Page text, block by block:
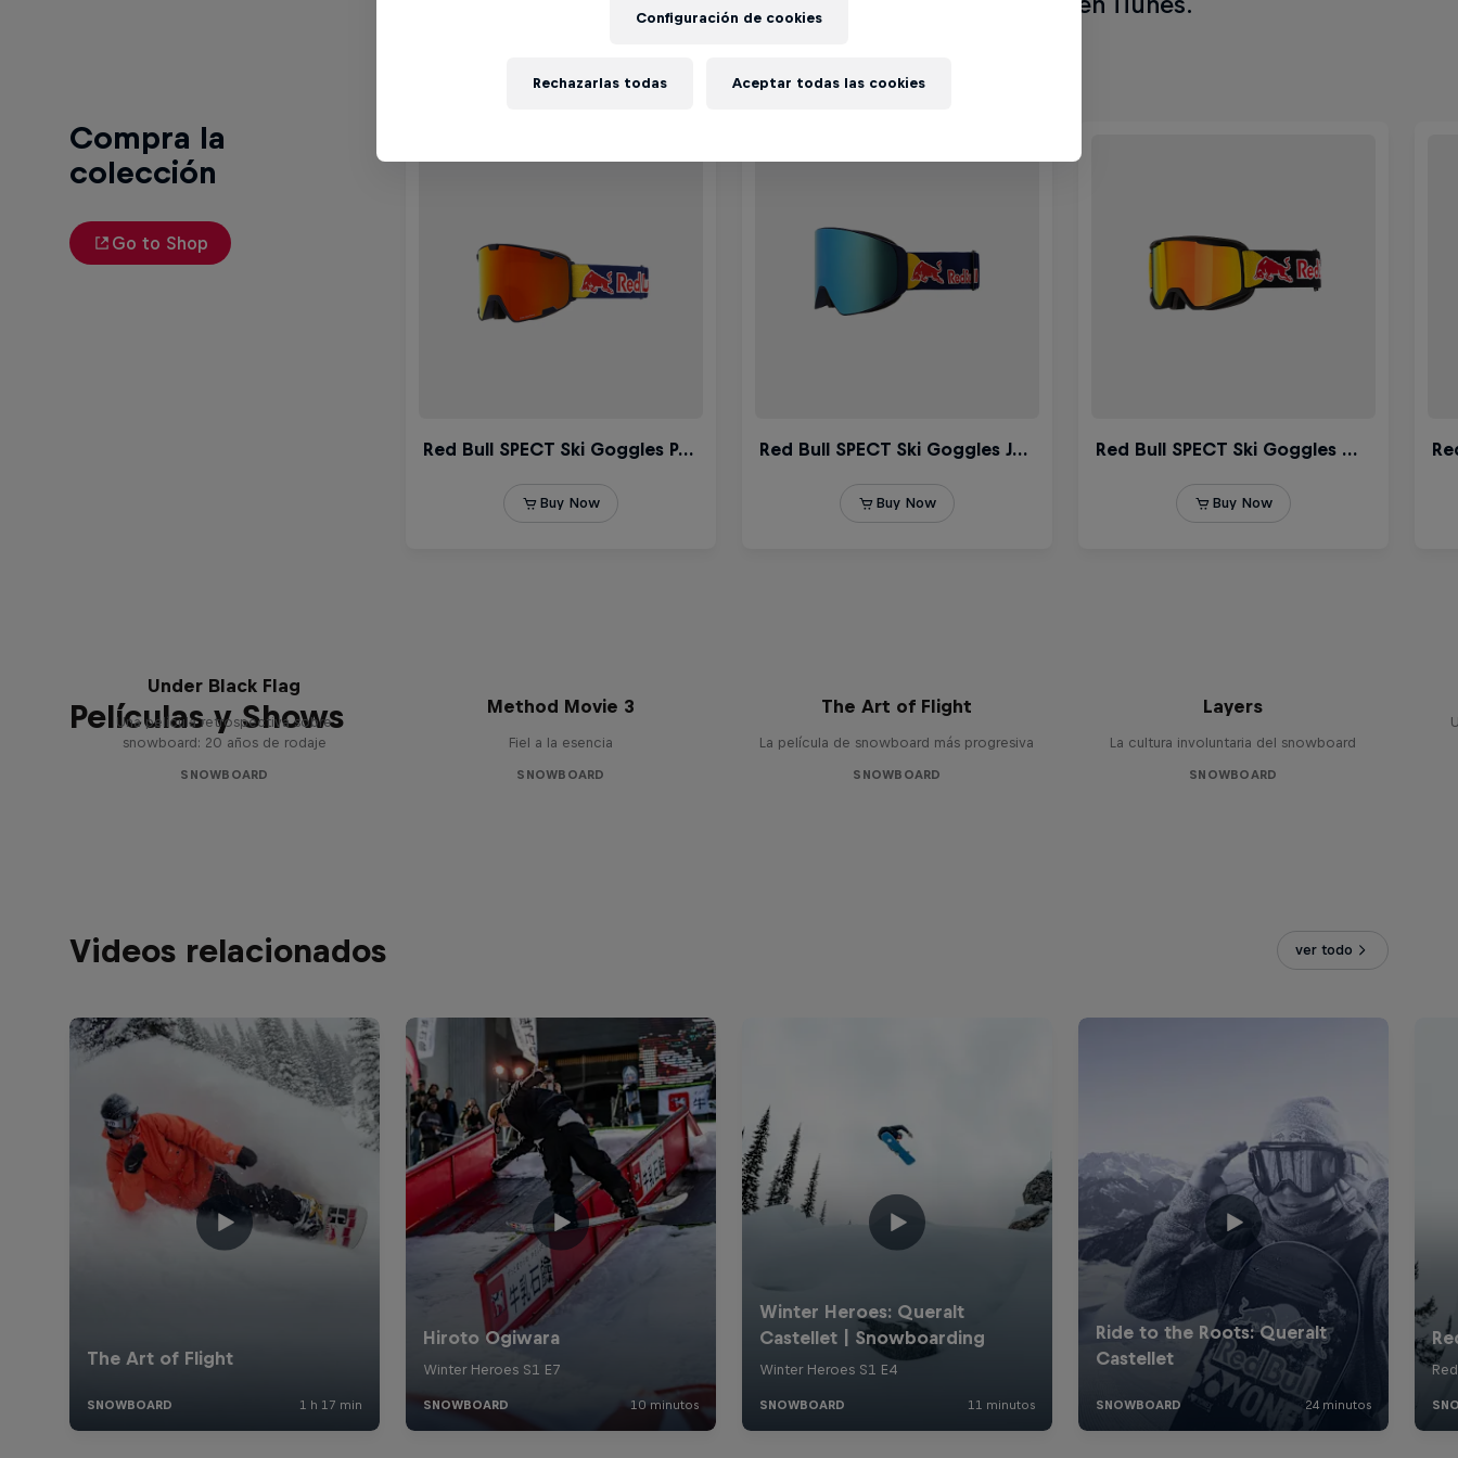
Compra la
colección
Go to Shop
Películas y Shows
Under Black Flag
Una película retrospectiva sobre
snowboard: 20 años de rodaje
SNOWBOARD
Method Movie 3
Fiel a la esencia
SNOWBOARD
The Art of Flight
La película de snowboard más progresiva
SNOWBOARD
Layers
La cultura involuntaria del snowboard
SNOWBOARD
Videos relacionados ver todo
Configuración de cookies
Rechazarlas todas Aceptar todas las cookies